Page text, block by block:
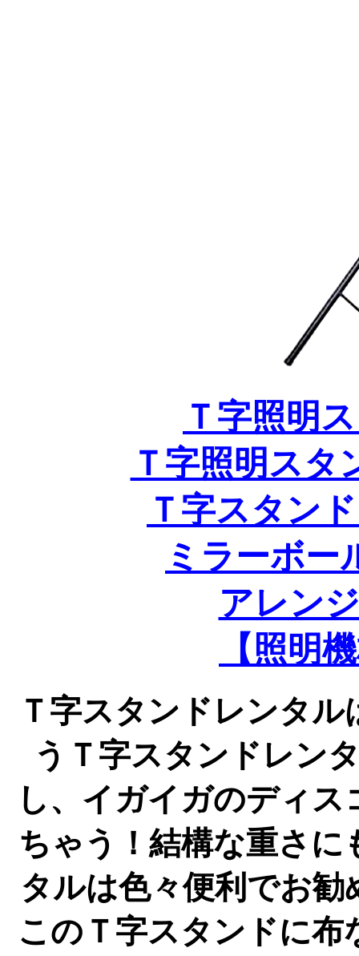
Ｔ字照明
Ｔ字照明スタ
Ｔ字スタン
ミラーボー
アレン
【照明
Ｔ字スタンドレンタ
うＴ字スタンドレン
し、イガイガのディ
ちゃう！結構な重さ
タルは色々便利でお
このＴ字スタンドに